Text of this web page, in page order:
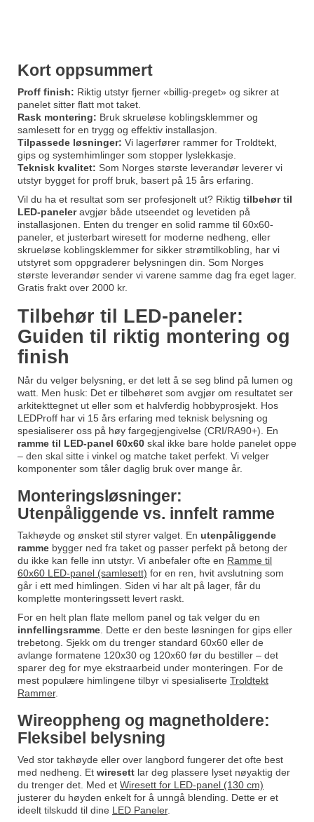
Kort oppsummert
Proff finish: Riktig utstyr fjerner «billig-preget» og sikrer at
panelet sitter flatt mot taket.
Rask montering: Bruk skrueløse koblingsklemmer og
samlesett for en trygg og effektiv installasjon.
Tilpassede løsninger: Vi lagerfører rammer for Troldtekt,
gips og systemhimlinger som stopper lyslekkasje.
Teknisk kvalitet: Som Norges største leverandør leverer vi
utstyr bygget for proff bruk, basert på 15 års erfaring.
Vil du ha et resultat som ser profesjonelt ut? Riktig tilbehør til
LED-paneleravgjør både utseendet og levetiden på
installasjonen. Enten du trenger en solid ramme til 60x60-
paneler, et justerbart wiresett for moderne nedheng, eller
skrueløse koblingsklemmer for sikker strømtilkobling, har vi
utstyret som oppgraderer belysningen din. Som Norges
største leverandør sender vi varene samme dag fra eget lager.
Gratis frakt over 2000 kr.
Tilbehør til LED-paneler:
Guiden til riktig montering og
finish
Når du velger belysning, er det lett å se seg blind på lumen og
watt. Men husk: Det er tilbehøret som avgjør om resultatet ser
arkitekttegnet ut eller som et halvferdig hobbyprosjekt. Hos
LEDProff har vi 15 års erfaring med teknisk belysning og
spesialiserer oss på høy fargegjengivelse (CRI/RA90+). En
ramme til LED-panel 60x60 skal ikke bare holde panelet oppe
– den skal sitte i vinkel og matche taket perfekt. Vi velger
komponenter som tåler daglig bruk over mange år.
Monteringsløsninger:
Utenpåliggende vs. innfelt ramme
Takhøyde og ønsket stil styrer valget. En utenpåliggende
ramme bygger ned fra taket og passer perfekt på betong der
du ikke kan felle inn utstyr. Vi anbefaler ofte en Ramme til
60x60 LED-panel (samlesett) for en ren, hvit avslutning som
går i ett med himlingen. Siden vi har alt på lager, får du
komplette monteringssett levert raskt.
For en helt plan flate mellom panel og tak velger du en
innfellingsramme . Dette er den beste løsningen for gips eller
trebetong. Sjekk om du trenger standard 60x60 eller de
avlange formatene 120x30 og 120x60 før du bestiller – det
sparer deg for mye ekstraarbeid under monteringen. For de
mest populære himlingene tilbyr vi spesialiserte Troldtekt
Rammer.
Wireoppheng og magnetholdere:
Fleksibel belysning
Ved stor takhøyde eller over langbord fungerer det ofte best
med nedheng. Et wiresett lar deg plassere lyset nøyaktig der
du trenger det. Med et Wiresett for LED-panel (130 cm)
justerer du høyden enkelt for å unngå blending. Dette er et
ideelt tilskudd til dine LED Paneler.